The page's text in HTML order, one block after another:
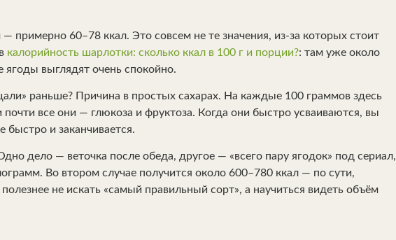
примерно 60–78 ккал. Это совсем не те значения, из-за которых стоит
калорийность шарлотки: сколько ккал в 100 г и порции?: там уже около
выглядят очень спокойно.
раньше? Причина в простых сахарах. На каждые 100 граммов здесь
почти все они — глюкоза и фруктоза. Когда они быстро усваиваются, вы
быстро и заканчивается.
дело — веточка после обеда, другое — «всего пару ягодок» под сериал,
Во втором случае получится около 600–780 ккал — по сути,
не искать «самый правильный сорт», а научиться видеть объём